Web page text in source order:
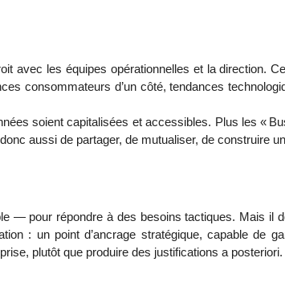
avec les équipes opérationnelles et la direction.
consommateurs d’un côté, tendances
soient capitalisées et accessibles. Plus les «
aussi de partager, de mutualiser, de construire
— pour répondre à des besoins tactiques. Mais il
: un point d’ancrage stratégique, capable de
plutôt que produire des justifications a posteriori.